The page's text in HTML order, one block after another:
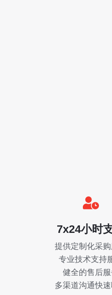
7x24小时
提供定制化采
专业技术支持
健全的售后服
多渠道沟通快速